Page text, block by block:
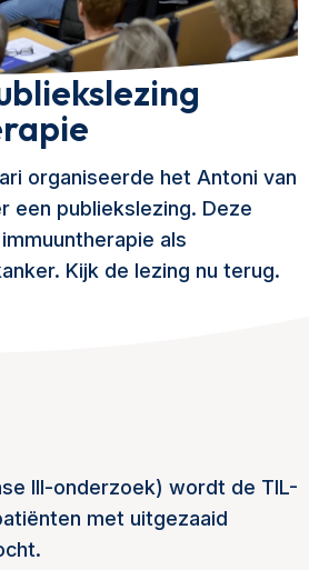
organiseerde het Antoni van
een publiekslezing. Deze
als
Kijk de lezing nu terug.
III-onderzoek) wordt de TIL-
met uitgezaaid